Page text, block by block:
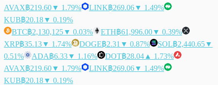
AVAX฿219.60▼ 1.79% LINK฿269.06▼ 1.49%
KUB฿20.18▼ 0.19%
BTC฿2,130,125▼ 0.03% ETH฿61,996.00▼ 0.39%
XRP฿35.13▼ 1.74% DOGE฿2.31 ▼ 0.87% SOL฿2,440.65▼
0.51%
ADA฿6.33▼ 1.16% DOT฿28.04 ▲ 1.73%
AVAX฿219.60▼ 1.79% LINK฿269.06▼ 1.49%
KUB฿20.18▼ 0.19%